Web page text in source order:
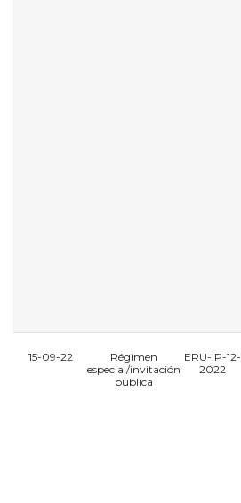
15-09-22
Régimen
especial/invitación
pública
ERU-IP-12-
2022